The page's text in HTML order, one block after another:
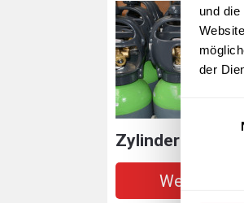
und
der
Zylinder
Weitere